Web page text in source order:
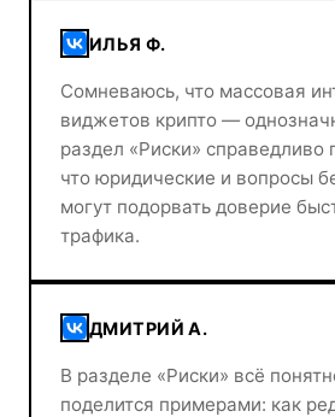
ИЛЬЯ Ф.
Сомневаюсь, что массовая
виджетов крипто —
раздел «Риски» справедливо
что юридические и вопросы
могут подорвать доверие
трафика.
ДМИТРИЙ А.
В разделе «Риски» всё
поделится примерами: как